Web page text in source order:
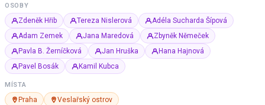
OSOBY
Zdeněk Hřib Tereza Nislerová
Adéla Sucharda Šípová
Adam Zemek
Jana Maredová
Zbyněk Němeček
Pavla B. Žerníčková
Jan Hruška
Hana Hajnová
Pavel Bosák
Kamil Kubca
MÍSTA
Praha Veslařský ostrov